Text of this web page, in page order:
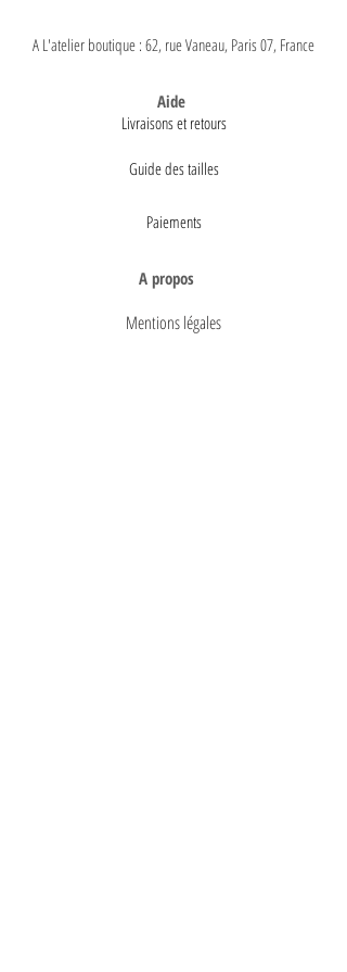
A L'atelier boutique : 62, rue Vaneau, Paris 07, France
Aide
Livraisons et retours
Guide des tailles
Paiements
A propos
Mentions légales